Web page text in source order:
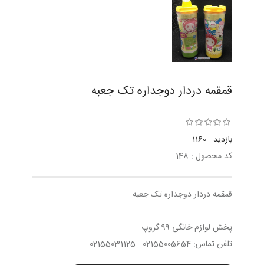
قمقمه دردار دوجداره تک جعبه
بازدید : 1160
کد محصول : 148
قمقمه دردار دوجداره تک جعبه
پخش لوازم خانگی 99 گروپ
تلفن تماس: 02155005654 - 02155031125